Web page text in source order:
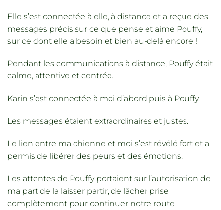
Elle s’est connectée à elle, à distance et a reçue des
messages précis sur ce que pense et aime Pouffy,
sur ce dont elle a besoin et bien au-delà encore !
Pendant les communications à distance, Pouffy était
calme, attentive et centrée.
Karin s’est connectée à moi d’abord puis à Pouffy.
Les messages étaient extraordinaires et justes.
Le lien entre ma chienne et moi s’est révélé fort et a
permis de libérer des peurs et des émotions.
Les attentes de Pouffy portaient sur l’autorisation de
ma part de la laisser partir, de lâcher prise
complètement pour continuer notre route